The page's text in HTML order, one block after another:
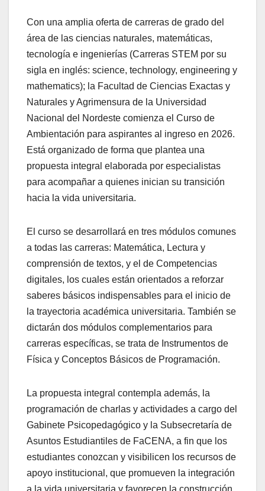
Con una amplia oferta de carreras de grado del
área de las ciencias naturales, matemáticas,
tecnología e ingenierías (Carreras STEM por su
sigla en inglés: science, technology, engineering y
mathematics); la Facultad de Ciencias Exactas y
Naturales y Agrimensura de la Universidad
Nacional del Nordeste comienza el Curso de
Ambientación para aspirantes al ingreso en 2026.
Está organizado de forma que plantea una
propuesta integral elaborada por especialistas
para acompañar a quienes inician su transición
hacia la vida universitaria.
El curso se desarrollará en tres módulos comunes
a todas las carreras: Matemática, Lectura y
comprensión de textos, y el de Competencias
digitales, los cuales están orientados a reforzar
saberes básicos indispensables para el inicio de
la trayectoria académica universitaria. También se
dictarán dos módulos complementarios para
carreras específicas, se trata de Instrumentos de
Física y Conceptos Básicos de Programación.
La propuesta integral contempla además, la
programación de charlas y actividades a cargo del
Gabinete Psicopedagógico y la Subsecretaría de
Asuntos Estudiantiles de FaCENA, a fin que los
estudiantes conozcan y visibilicen los recursos de
apoyo institucional, que promueven la integración